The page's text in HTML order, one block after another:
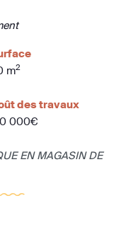
m2
des travaux
000€
EN MAGASIN DE